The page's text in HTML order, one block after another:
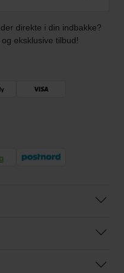
direkte i din indbakke?
eksklusive tilbud!